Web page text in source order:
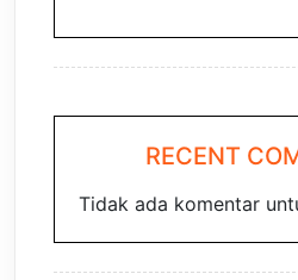
RECENT
Tidak ada komentar